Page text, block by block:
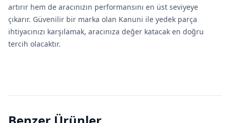
artırır hem de aracınızın performansını en üst seviyeye
çıkarır. Güvenilir bir marka olan Kanuni ile yedek parça
ihtiyacınızı karşılamak, aracınıza değer katacak en doğru
tercih olacaktır.